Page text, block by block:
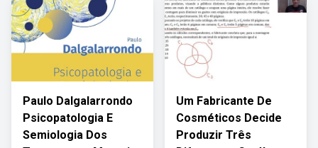
Paulo Dalgalarrondo
Psicopatologia E
Semiologia Dos
Um Fabricante De
Cosméticos Decide
Produzir Três